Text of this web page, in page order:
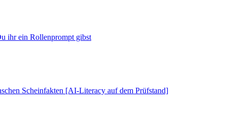
ihr ein Rollenprompt gibst
Scheinfakten [AI-Literacy auf dem Prüfstand]